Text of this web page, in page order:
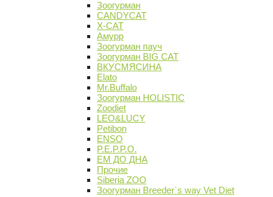
Зоогурман
CANDYCAT
X-CAT
Амурр
Зоогурман пауч
Зоогурман BIG CAT
ВКУСМЯСИНА
Elato
Mr.Buffalo
Зоогурман HOLISTIC
Zoodiet
LEO&LUCY
Petibon
ENSO
P.E.P.P.O.
ЕМ ДО ДНА
Прочие
Siberia ZOO
Зоогурман Breeder`s way Vet Diet